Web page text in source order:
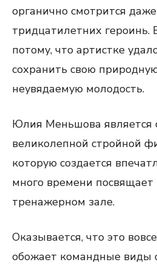
органично смотрится
тридцатилетних героинь.
потому, что артистке
сохранить свою
неувядаемую молодость.
Юлия Меньшова является
великолепной стройной
которую создается
много времени
тренажерном зале.
Оказывается, что это
обожает командные виды